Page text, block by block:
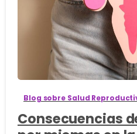
Blog sobre Salud
Consecuencias